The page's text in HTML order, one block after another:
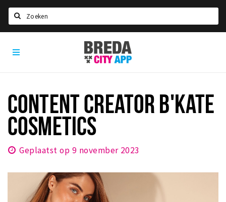
Home
Party pics
Nieuws, interviews & blogs
Eten
Recreatief
Breda
City
App
CONTENT CREATOR B'KATE
COSMETICS
Geplaatst op 9 november 2023